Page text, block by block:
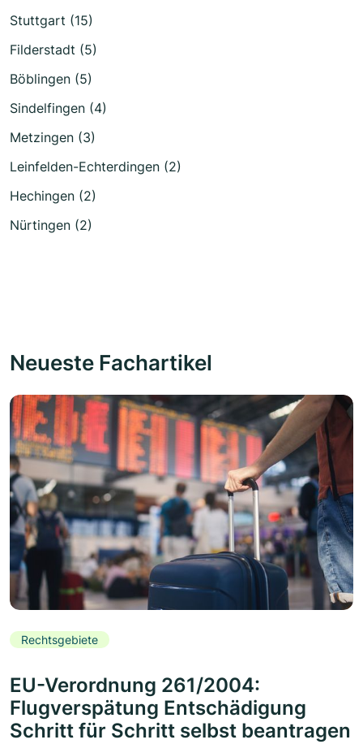
Stuttgart (15)
Filderstadt (5)
Böblingen (5)
Sindelfingen (4)
Metzingen (3)
Leinfelden-Echterdingen (2)
Hechingen (2)
Nürtingen (2)
Neueste Fachartikel
Rechtsgebiete
EU-Verordnung 261/2004:
Flugverspätung Entschädigung
Schritt für Schritt selbst beantragen